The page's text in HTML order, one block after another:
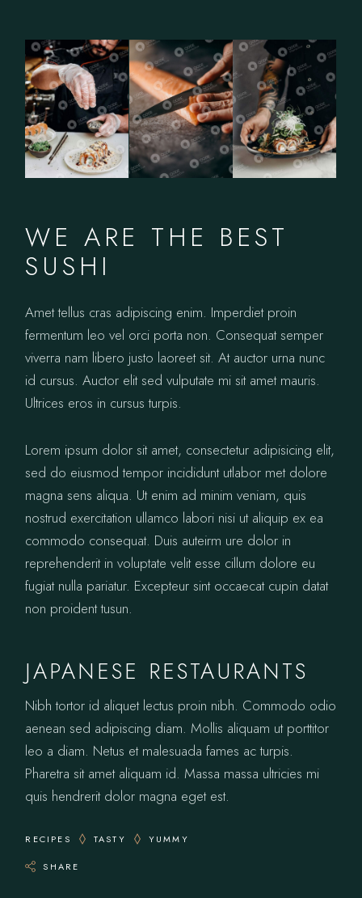
WE ARE THE BEST
SUSHI
Amet tellus cras adipiscing enim. Imperdiet proin
fermentum leo vel orci porta non. Consequat semper
viverra nam libero justo laoreet sit. At auctor urna nunc
id cursus. Auctor elit sed vulputate mi sit amet mauris.
Ultrices eros in cursus turpis.
Lorem ipsum dolor sit amet, consectetur adipisicing elit,
sed do eiusmod tempor incididunt utlabor met dolore
magna sens aliqua. Ut enim ad minim veniam, quis
nostrud exercitation ullamco labori nisi ut aliquip ex ea
commodo consequat. Duis auteirm ure dolor in
reprehenderit in voluptate velit esse cillum dolore eu
fugiat nulla pariatur. Excepteur sint occaecat cupin datat
non proident tusun.
JAPANESE RESTAURANTS
Nibh tortor id aliquet lectus proin nibh. Commodo odio
aenean sed adipiscing diam. Mollis aliquam ut porttitor
leo a diam. Netus et malesuada fames ac turpis.
Pharetra sit amet aliquam id. Massa massa ultricies mi
quis hendrerit dolor magna eget est.
RECIPES TASTY YUMMY
SHARE